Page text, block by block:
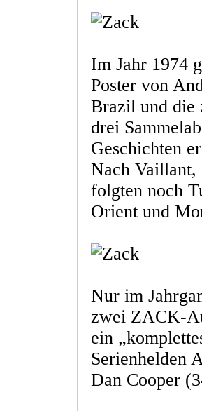
Im Jahr 1974
Poster von
Brazil und die
drei
Geschichten
Nach Vaillant,
folgten noch
Orient und
Nur im
zwei ZACK-
ein
Serienhelden
Dan Cooper